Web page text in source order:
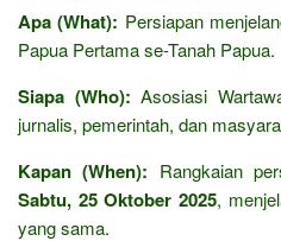
Apa (What): Persiapan
Papua Pertama se-Tanah Papua.
Siapa (Who): Asosiasi
jurnalis, pemerintah, dan
Kapan (When): Rangkaian
Sabtu, 25 Oktober 2025,
yang sama.